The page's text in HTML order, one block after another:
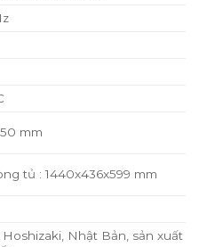
mm
tủ : 1440x436x599 mm
Nhật Bản, sản xuất